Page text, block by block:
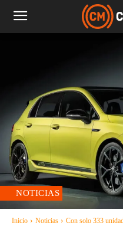
NOTICIAS
Inicio Noticias Con solo 333